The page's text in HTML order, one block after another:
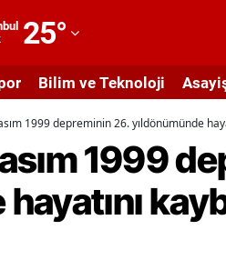
25°
Bilim ve Teknoloji
1999 depreminin 26. yıldönümünde
1999